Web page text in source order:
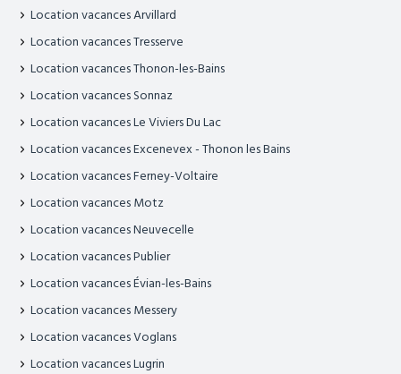
Location vacances Arvillard
Location vacances Tresserve
Location vacances Thonon-les-Bains
Location vacances Sonnaz
Location vacances Le Viviers Du Lac
Location vacances Excenevex - Thonon les Bains
Location vacances Ferney-Voltaire
Location vacances Motz
Location vacances Neuvecelle
Location vacances Publier
Location vacances Évian-les-Bains
Location vacances Messery
Location vacances Voglans
Location vacances Lugrin